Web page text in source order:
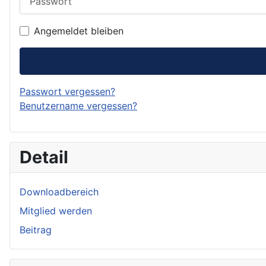
Angemeldet bleiben
Passwort vergessen?
Benutzername vergessen?
Detail
Downloadbereich
Mitglied werden
Beitrag